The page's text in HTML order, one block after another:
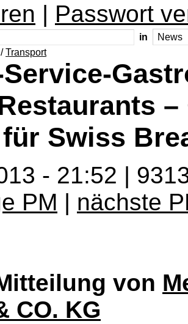
| Passwort
in
/Transport
Swiss
- 21:52 |
PM | nächste
von
CO. KG